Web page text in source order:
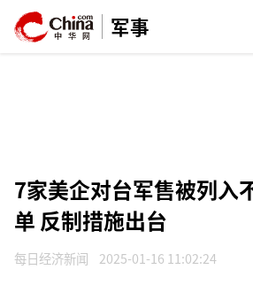
军事
7家美企对台军售被列入
单 反制措施出台
每日经济新闻 2025-01-16 11:02:24